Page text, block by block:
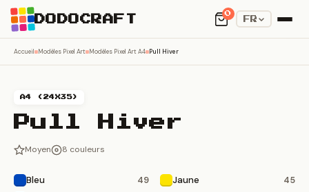
DODOCRAFT
0
FR
Accueil Modèles Pixel Art Modèles Pixel Art A4 Pull Hiver
A4 (24X35)
Pull Hiver
Moyen 8 couleurs
Bleu 49 Jaune 45